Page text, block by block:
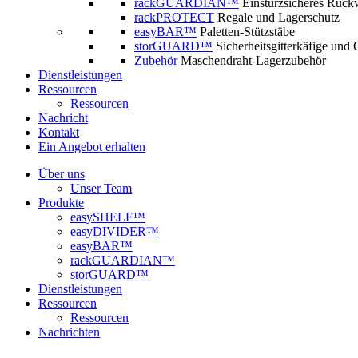
rackGUARDIAN™ Einsturzsicheres
rackPROTECT Regale und Lagerschutz
easyBAR™ Paletten-Stützstäbe
storGUARD™ Sicherheitsgitterkäfige und
Zubehör Maschendraht-Lagerzubehör
Dienstleistungen
Ressourcen
Ressourcen
Nachricht
Kontakt
Ein Angebot erhalten
Über uns
Unser Team
Produkte
easySHELF™
easyDIVIDER™
easyBAR™
rackGUARDIAN™
storGUARD™
Dienstleistungen
Ressourcen
Ressourcen
Nachrichten